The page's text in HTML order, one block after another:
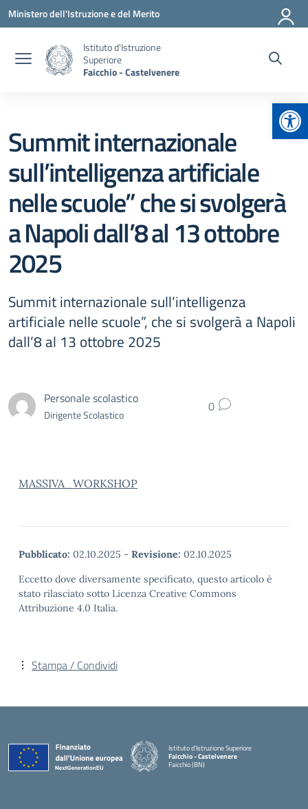
Vai ai contenuti
Vai al menu di navigazione
Vai al footer
Ministero dell'Istruzione e del Merito
Istituto d'Istruzione
Superiore
Faicchio - Castelvenere
Summit internazionale
sull’intelligenza artificiale
nelle scuole” che si svolgerà
a Napoli dall’8 al 13 ottobre
2025
Summit internazionale sull’intelligenza
artificiale nelle scuole”, che si svolgerà a Napoli
dall’8 al 13 ottobre 2025
Personale scolastico
Dirigente Scolastico 0
MASSIVA_WORKSHOP
Pubblicato: 02.10.2025 - Revisione: 02.10.2025
Eccetto dove diversamente specificato, questo articolo è
stato rilasciato sotto Licenza Creative Commons
Attribuzione 4.0 Italia.
Stampa / Condividi
Istituto d'Istruzione Superiore
Faicchio - Castelvenere
Faicchio (BN)